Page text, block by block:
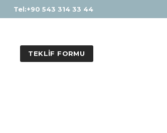
Tel:+90 543 314 33 44
TEKLIF FORMU